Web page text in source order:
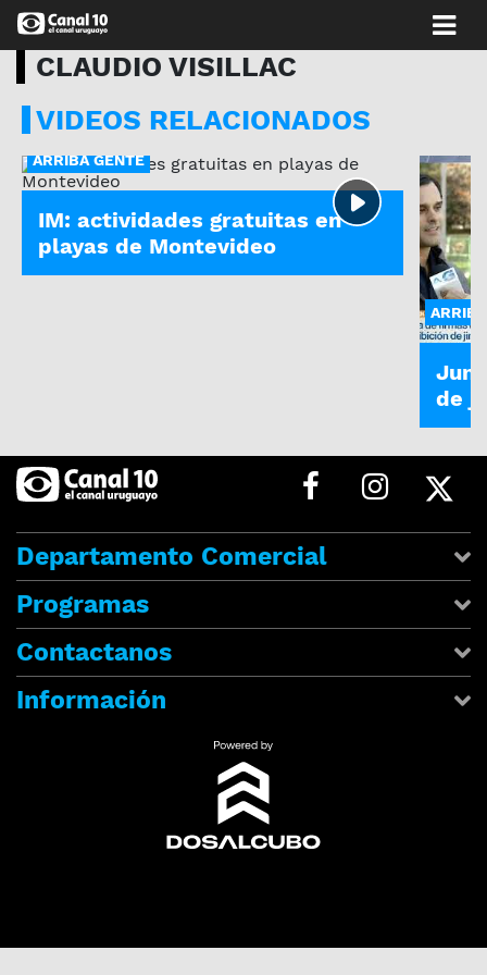
CLAUDIO VISILLAC
VIDEOS RELACIONADOS
ARRIBA GENTE
IM: actividades gratuitas en
playas de Montevideo
de
Departamento Comercial
Programas
Contactanos
Información